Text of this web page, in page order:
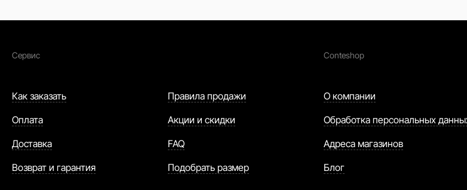
Сервис
Как заказать
Оплата
Доставка
Возврат и гарантия
Правила продажи
Акции и скидки
FAQ
Подобрать размер
Conteshop
О компании
Обработка персональных
Адреса магазинов
Блог